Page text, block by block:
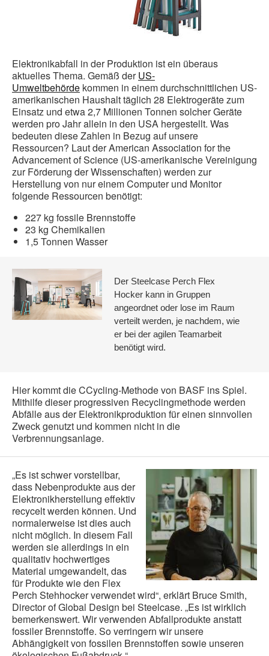
Elektronikabfall in der Produktion ist ein überaus
aktuelles Thema. Gemäß derUS-
Umweltbehörde kommen in einem durchschnittlichen US-
amerikanischen Haushalt täglich 28 Elektrogeräte zum
Einsatz und etwa 2,7 Millionen Tonnen solcher Geräte
werden pro Jahr allein in den USA hergestellt. Was
bedeuten diese Zahlen in Bezug auf unsere
Ressourcen? Laut der American Association for the
Advancement of Science (US-amerikanische Vereinigung
zur Förderung der Wissenschaften) werden zur
Herstellung von nur einem Computer und Monitor
folgende Ressourcen benötigt:
227 kg fossile Brennstoffe
23 kg Chemikalien
1,5 Tonnen Wasser
Der Steelcase Perch Flex
Hocker kann in Gruppen
angeordnet oder lose im Raum
verteilt werden, je nachdem, wie
er bei der agilen Teamarbeit
benötigt wird.
Hier kommt die CCycling-Methode von BASF ins Spiel.
Mithilfe dieser progressiven Recyclingmethode werden
Abfälle aus der Elektronikproduktion für einen sinnvollen
Zweck genutzt und kommen nicht in die
Verbrennungsanlage.
„Es ist schwer vorstellbar,
dass Nebenprodukte aus der
Elektronikherstellung effektiv
recycelt werden können. Und
normalerweise ist dies auch
nicht möglich. In diesem Fall
werden sie allerdings in ein
qualitativ hochwertiges
Material umgewandelt, das
für Produkte wie den Flex
Perch Stehhocker verwendet wird“, erklärt Bruce Smith,
Director of Global Design bei Steelcase. „Es ist wirklich
bemerkenswert. Wir verwenden Abfallprodukte anstatt
fossiler Brennstoffe. So verringern wir unsere
Abhängigkeit von fossilen Brennstoffen sowie unseren